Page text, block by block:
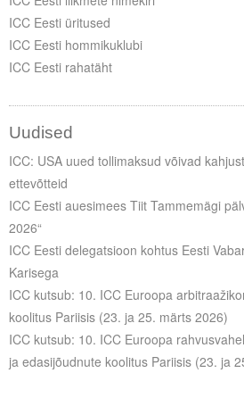
ICC Eesti üritused
ICC Eesti hommikuklubi
ICC Eesti rahatäht
Uudised
ICC: USA uued tollimaksud võivad
ettevõtteid
ICC Eesti auesimees Tiit Tammemägi
2026“
ICC Eesti delegatsioon kohtus Eesti
Karisega
ICC kutsub: 10. ICC Euroopa
koolitus Pariisis (23. ja 25. märts 2026)
ICC kutsub: 10. ICC Euroopa
ja edasijõudnute koolitus Pariisis (23. ja